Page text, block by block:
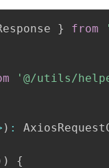
} from
'@/utils/
) :
)
{